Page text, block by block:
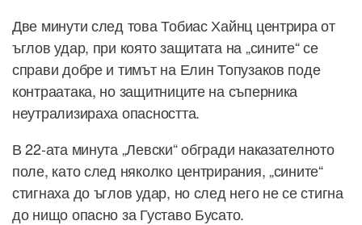
Две минути след това Тобиас Хайнц центрира от
ъглов удар, при която защитата на „сините“ се
справи добре и тимът на Елин Топузаков поде
контраатака, но защитниците на съперника
неутрализираха опасността.
В 22-ата минута „Левски“ обгради наказателното
поле, като след няколко центрирания, „сините“
стигнаха до ъглов удар, но след него не се стигна
до нищо опасно за Густаво Бусато.